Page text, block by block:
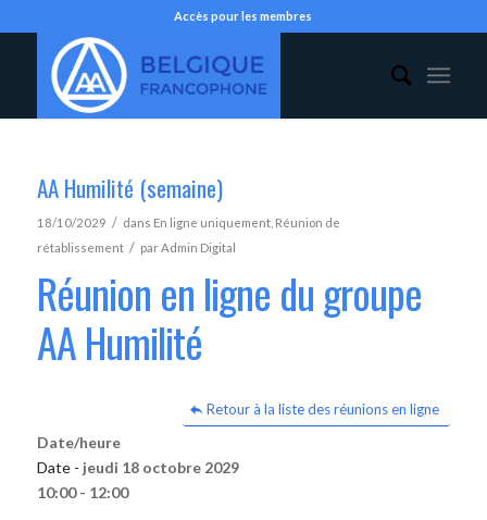
Accès pour les membres
AA Humilité (semaine)
18/10/2029 / dans En ligne uniquement, Réunion de
rétablissement / parAdmin Digital
Réunion en ligne du groupe
AA Humilité
Retour à la liste des réunions en ligne
Date/heure
Date - jeudi 18 octobre 2029
10:00 - 12:00